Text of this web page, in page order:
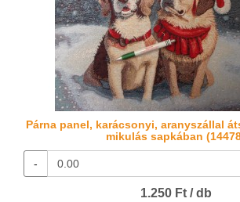
Párna panel, karácsonyi, aranyszállal
mikulás sapkában
-
1.250 Ft / db